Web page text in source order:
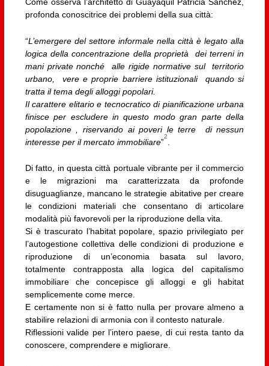
Come osserva l’architetto di Guayaquil Patricia Sánchez,
profonda conoscitrice dei problemi della sua città:
“L’emergere del settore informale nella città è legato alla
logica della concentrazione della proprietà dei terreni in
mani private nonché alle rigide normative sul territorio
urbano, vere e proprie barriere istituzionali quando si
tratta il tema degli alloggi popolari.
Il carattere elitario e tecnocratico di pianificazione urbana
finisce per escludere in questo modo gran parte della
popolazione , riservando ai poveri le terre di nessun
interesse per il mercato immobiliare”
2
Di fatto, in questa città portuale vibrante per il commercio
e le migrazioni ma caratterizzata da profonde
disuguaglianze, mancano le strategie abitative per creare
le condizioni materiali che consentano di articolare
modalità più favorevoli per la riproduzione della vita.
Si è trascurato l’habitat popolare, spazio privilegiato per
l’autogestione collettiva delle condizioni di produzione e
riproduzione di un’economia basata sul lavoro,
totalmente contrapposta alla logica del capitalismo
immobiliare che concepisce gli alloggi e gli habitat
semplicemente come merce.
E certamente non si è fatto nulla per provare almeno a
stabilire relazioni di armonia con il contesto naturale.
Riflessioni valide per l’intero paese, di cui resta tanto da
conoscere, comprendere e migliorare.